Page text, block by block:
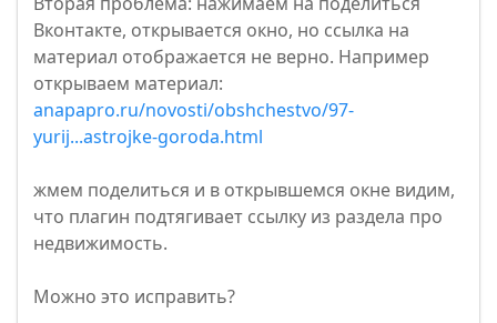
Вконтакте, открывается окно, но ссылка на
материал отображается не верно. Например
открываем материал:
anapapro.ru/novosti/obshchestvo/97-
yurij...astrojke-goroda.html
жмем поделиться и в открывшемся окне видим,
что плагин подтягивает ссылку из раздела про
недвижимость.
Можно это исправить?